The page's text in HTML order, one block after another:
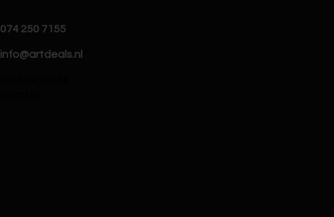
074 250 7155
info@artdeals.nl